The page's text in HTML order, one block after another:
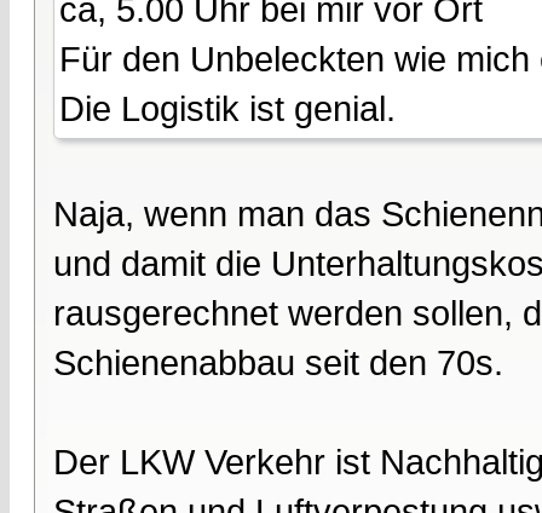
ca, 5.00 Uhr bei mir vor Ort
Für den Unbeleckten wie
Die Logistik ist genial.
Naja, wenn man das
und damit die
rausgerechnet werden sollen,
Schienenabbau seit den 70s.
Der LKW Verkehr ist